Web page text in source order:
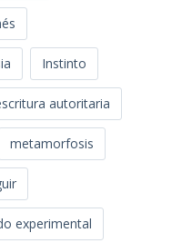
Instinto
autoritaria
metamorfosis
experimental